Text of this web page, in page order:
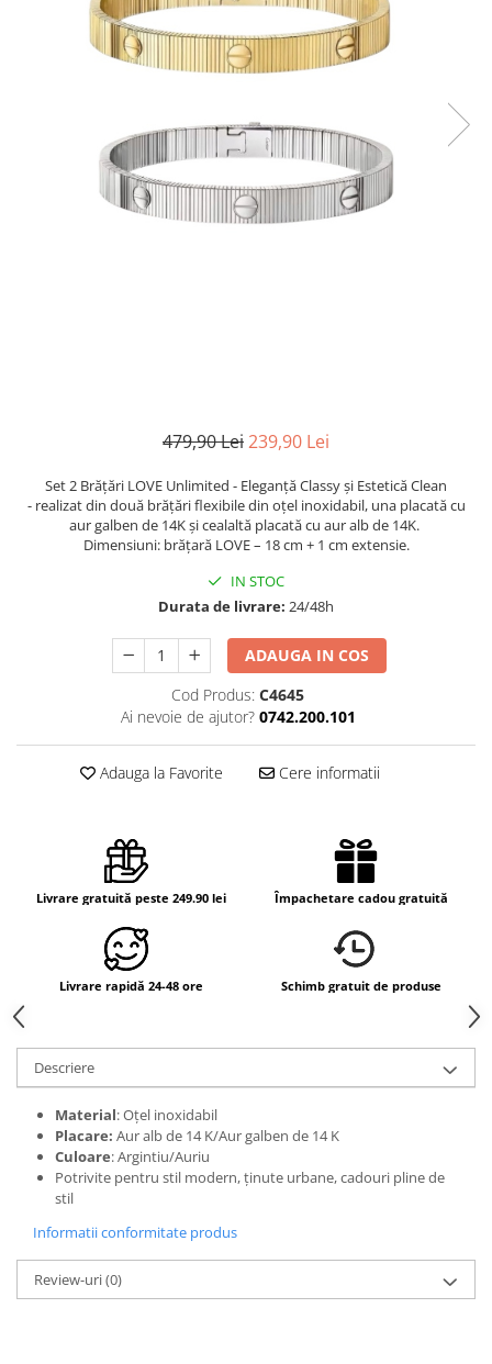
479,90 Lei239,90 Lei
Set 2 Brățări LOVE Unlimited - Eleganță Classy și Estetică Clean
- realizat din două brățări flexibile din oțel inoxidabil, una placată cu
aur galben de 14K și cealaltă placată cu aur alb de 14K.
Dimensiuni: brățară LOVE – 18 cm + 1 cm extensie.
IN STOC
Durata de livrare: 24/48h
ADAUGA IN COS
Cod Produs: C4645
Ai nevoie de ajutor? 0742.200.101
Adauga la Favorite Cere informatii
Livrare gratuită peste 249.90 lei Împachetare cadou gratuită
Livrare rapidă 24-48 ore Schimb gratuit de produse
Descriere
Material: Oțel inoxidabil
Placare: Aur alb de 14 K/Aur galben de 14 K
Culoare: Argintiu/Auriu
Potrivite pentru stil modern, ținute urbane, cadouri pline de
stil
Informatii conformitate produs
Review-uri(0)